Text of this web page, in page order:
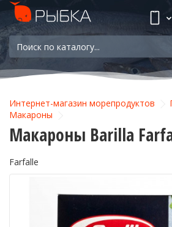
Интернет-магазин морепродуктов
Макароны
Макароны Barilla
Farfalle